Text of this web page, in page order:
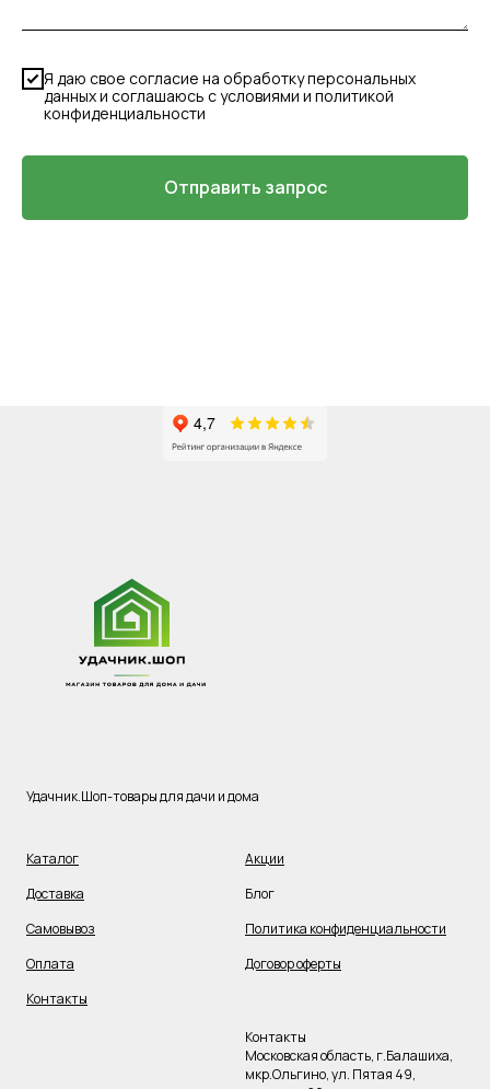
Я даю свое согласие на обработку персональных
данных и соглашаюсь с условиями и политикой
конфиденциальности
Отправить запрос
Удачник.Шоп-товары для дачи и дома
Каталог
Доставка
Самовывоз
Оплата
Контакты
Акции
Блог
Политика конфиденциальности
Договор оферты
Контакты
Московская область, г.Балашиха,
мкр.Ольгино, ул. Пятая 49,